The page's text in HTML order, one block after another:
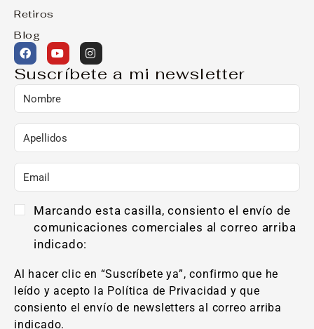
Retiros
Blog
Suscríbete a mi newsletter
Marcando esta casilla, consiento el envío de
comunicaciones comerciales al correo arriba
indicado:
Al hacer clic en “Suscríbete ya”, confirmo que he
leído y acepto la Política de Privacidad y que
consiento el envío de newsletters al correo arriba
indicado.